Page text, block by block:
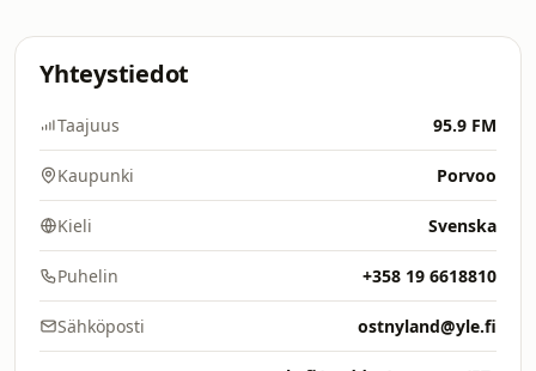
Yhteystiedot
Taajuus 95.9 FM
Kaupunki Porvoo
Kieli Svenska
Puhelin +358 19 6618810
Sähköposti ostnyland@yle.fi